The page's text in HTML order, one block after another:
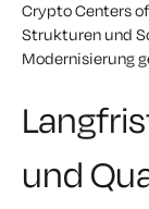
Crypto Centers
Strukturen und
Modernisierung
und